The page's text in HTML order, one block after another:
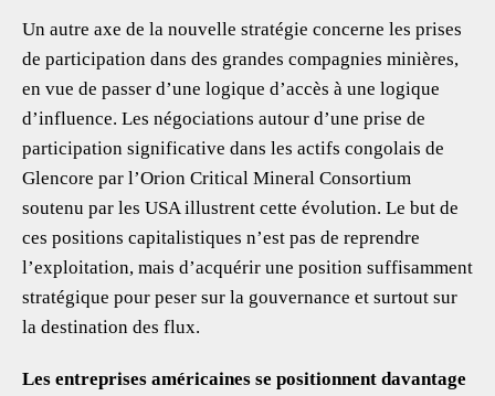
Un autre axe de la nouvelle stratégie concerne les prises
de participation dans des grandes compagnies minières,
en vue de passer d’une logique d’accès à une logique
d’influence. Les négociations autour d’une prise de
participation significative dans les actifs congolais de
Glencore par l’Orion Critical Mineral Consortium
soutenu par les USA illustrent cette évolution. Le but de
ces positions capitalistiques n’est pas de reprendre
l’exploitation, mais d’acquérir une position suffisamment
stratégique pour peser sur la gouvernance et surtout sur
la destination des flux.
Les entreprises américaines se positionnent davantage